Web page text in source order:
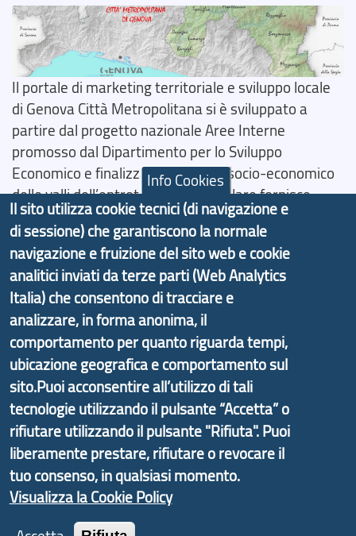
Il portale di marketing territoriale e sviluppo locale
di Genova Città Metropolitana si è sviluppato a
partire dal progetto nazionale Aree Interne
promosso dal Dipartimento per lo Sviluppo
Economico e finalizzato al rilancio socio-economico
delle valli dell’entroterra. In particolare fornisce
informazioni ed aggiornamenti sullaStrategia
d'Area Antola-Tigullio, in collaborazione con Regione
Liguria ed ANCI Liguria.
Copyright © 2017 Città metropolitana di Genova |
CF: 80007350103
Tecnologie e Accessibilità
Privacy
Note Legali
Contatti
Statistiche
Info Cookies
Il sito utilizza cookie tecnici (di navigazione e
di sessione) che garantiscono la normale
navigazione e fruizione del sito web e cookie
analitici inviati da terze parti (Web Analytics
Italia) che consentono di tracciare e
analizzare, in forma anonima, il
comportamento per quanto riguarda tempi,
ubicazione geografica e comportamento sul
sito.Puoi acconsentire all’utilizzo di tali
tecnologie utilizzando il pulsante “Accetta” o
rifiutare utilizzando il pulsante "Rifiuta". Puoi
liberamente prestare, rifiutare o revocare il
tuo consenso, in qualsiasi momento.
Visualizza la Cookie Policy